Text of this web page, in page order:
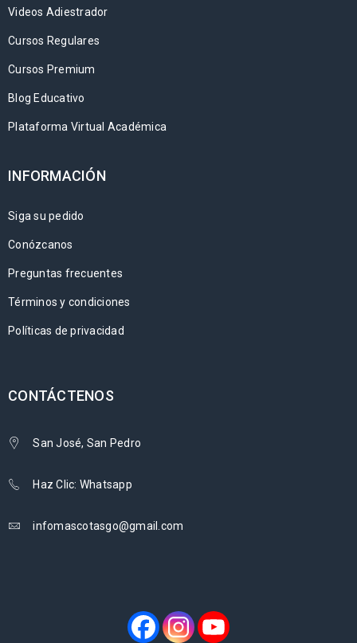
Videos Adiestrador
Cursos Regulares
Cursos Premium
Blog Educativo
Plataforma Virtual Académica
INFORMACIÓN
Siga su pedido
Conózcanos
Preguntas frecuentes
Términos y condiciones
Políticas de privacidad
CONTÁCTENOS
San José, San Pedro
Haz Clic: Whatsapp
infomascotasgo@gmail.com